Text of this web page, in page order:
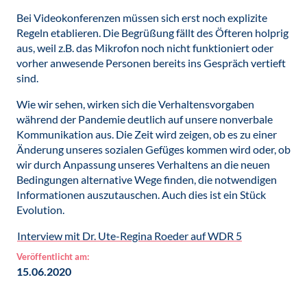
Bei Videokonferenzen müssen sich erst noch explizite
Regeln etablieren. Die Begrüßung fällt des Öfteren holprig
aus, weil z.B. das Mikrofon noch nicht funktioniert oder
vorher anwesende Personen bereits ins Gespräch vertieft
sind.
Wie wir sehen, wirken sich die Verhaltensvorgaben
während der Pandemie deutlich auf unsere nonverbale
Kommunikation aus. Die Zeit wird zeigen, ob es zu einer
Änderung unseres sozialen Gefüges kommen wird oder, ob
wir durch Anpassung unseres Verhaltens an die neuen
Bedingungen alternative Wege finden, die notwendigen
Informationen auszutauschen. Auch dies ist ein Stück
Evolution.
Interview mit Dr. Ute-Regina Roeder auf WDR 5
Veröffentlicht am:
15.06.2020